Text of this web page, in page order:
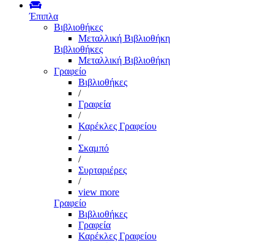
Έπιπλα
Βιβλιοθήκες
Μεταλλική Βιβλιοθήκη
Βιβλιοθήκες
Μεταλλική Βιβλιοθήκη
Γραφείο
Βιβλιοθήκες
/
Γραφεία
/
Καρέκλες Γραφείου
/
Σκαμπό
/
Συρταριέρες
/
view more
Γραφείο
Βιβλιοθήκες
Γραφεία
Καρέκλες Γραφείου